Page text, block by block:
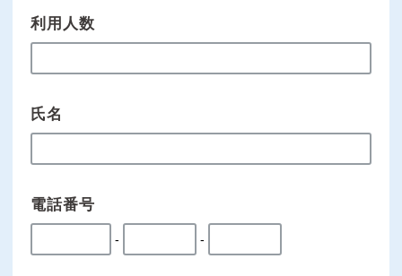
利用人数
氏名
電話番号
- -